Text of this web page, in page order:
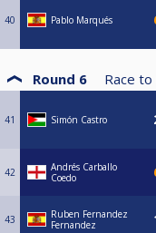
40 Pablo Marqués
Round 6 Race to
41 Simón Castro
42
Andrés Carballo
Coedo
43
Ruben Fernandez
Fernandez